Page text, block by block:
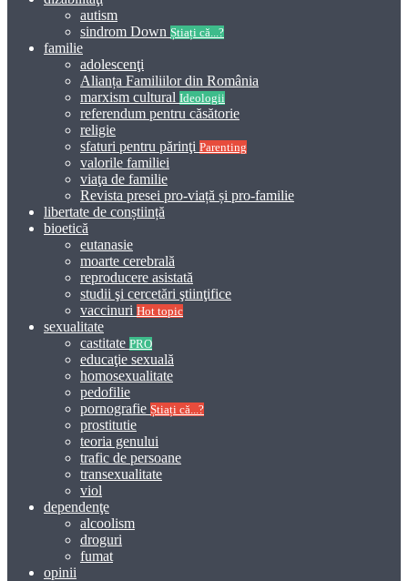
autism
sindrom Down Știați că...?
familie
adolescenţi
Alianța Familiilor din România
marxism cultural Ideologii
referendum pentru căsătorie
religie
sfaturi pentru părinţi Parenting
valorile familiei
viaţa de familie
Revista presei pro-viață și pro-familie
libertate de conștiință
bioetică
eutanasie
moarte cerebrală
reproducere asistată
studii şi cercetări ştiinţifice
vaccinuri Hot topic
sexualitate
castitate PRO
educaţie sexuală
homosexualitate
pedofilie
pornografie Știați că...?
prostitutie
teoria genului
trafic de persoane
transexualitate
viol
dependenţe
alcoolism
droguri
fumat
opinii